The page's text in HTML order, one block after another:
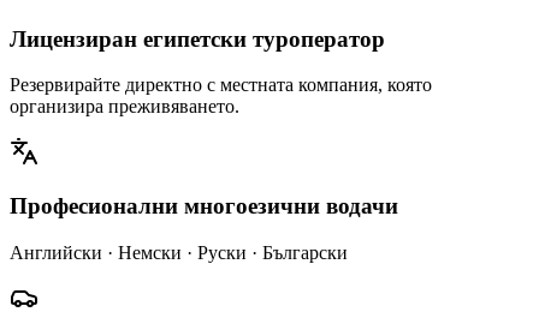
Лицензиран египетски туроператор
Резервирайте директно с местната компания, която
организира преживяването.
Професионални многоезични водачи
Английски · Немски · Руски · Български